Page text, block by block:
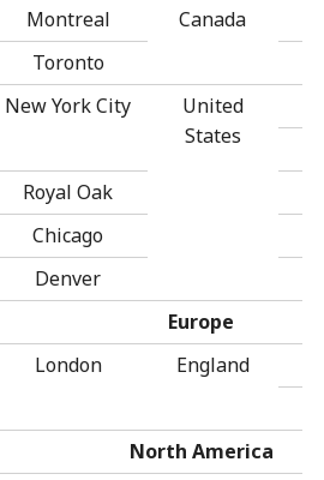
Montreal
Canada
Toronto
New York City
United
States
Royal Oak
Chicago
Denver
Europe
London
England
North America